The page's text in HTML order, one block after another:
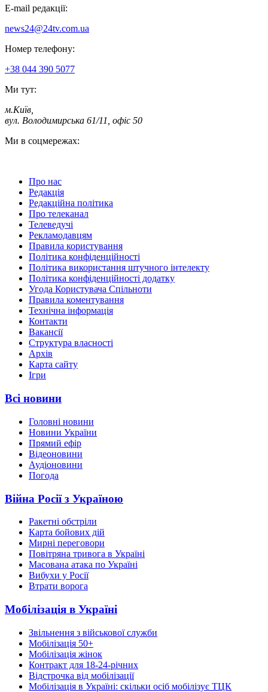
E-mail редакції:
news24@24tv.com.ua
Номер телефону:
+38 044 390 5077
Ми тут:
м.Київ,
вул. Володимирська 61/11, офіс 50
Ми в соцмережах:
Про нас
Редакція
Редакційна політика
Про телеканал
Телеведучі
Рекламодавцям
Правила користування
Політика конфіденційності
Політика використання штучного інтелекту
Політика конфіденційності додатку
Угода Користувача Спільноти
Правила коментування
Технічна інформація
Контакти
Вакансії
Структура власності
Архів
Карта сайту
Ігри
Всі новини
Головні новини
Новини України
Прямий ефір
Відеоновини
Аудіоновини
Погода
Війна Росії з Україною
Ракетні обстріли
Карта бойових дій
Мирні переговори
Повітряна тривога в Україні
Масована атака по Україні
Вибухи у Росії
Втрати ворога
Мобілізація в Україні
Звільнення з військової служби
Мобілізація 50+
Мобілізація жінок
Контракт для 18-24-річних
Відстрочка від мобілізації
Мобілізація в Україні: скільки осіб мобілізує ТЦК